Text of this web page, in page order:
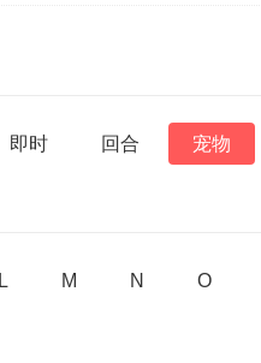
即时 回合 宠物
L M N O